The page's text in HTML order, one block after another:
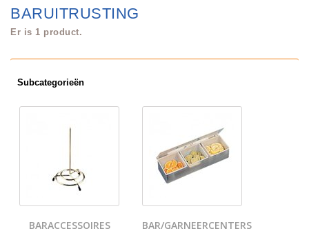
BARUITRUSTING
Er is 1 product.
Subcategorieën
BARACCESSOIRES BAR/GARNEERCENTERS